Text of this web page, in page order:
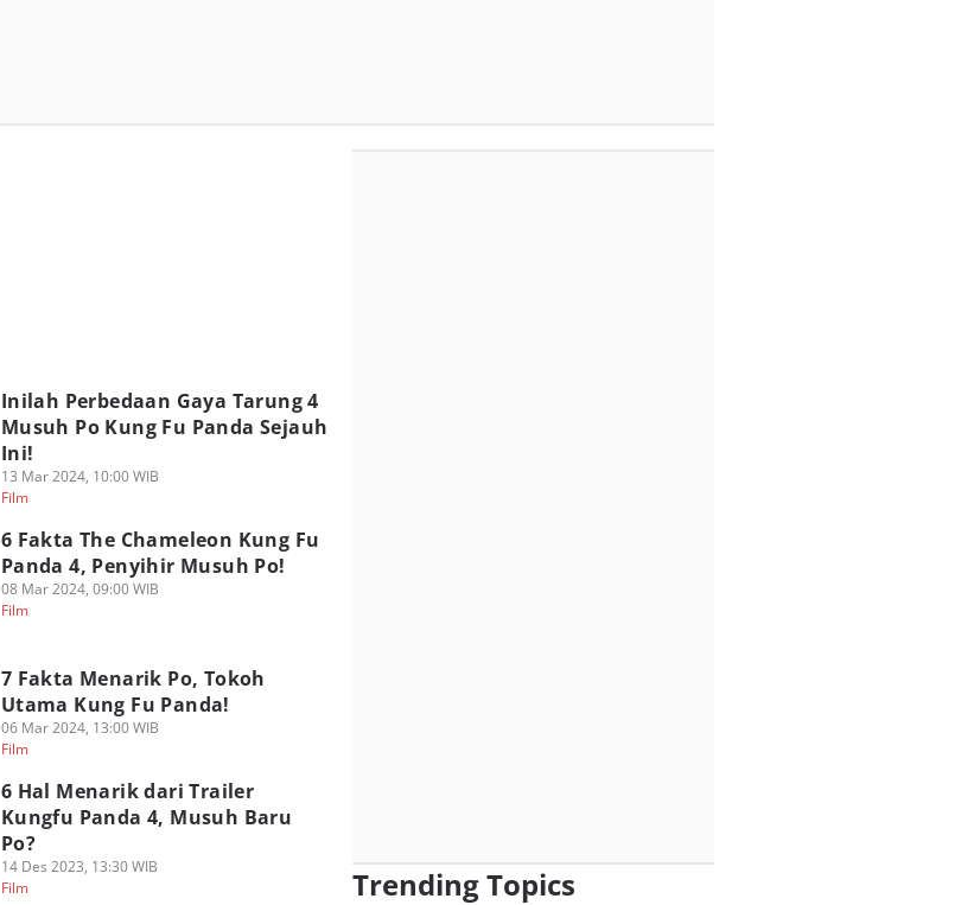
Inilah Perbedaan Gaya Tarung 4
Musuh Po Kung Fu Panda Sejauh
Ini!
13 Mar 2024, 10:00 WIB
Film
6 Fakta The Chameleon Kung Fu
Panda 4, Penyihir Musuh Po!
08 Mar 2024, 09:00 WIB
Film
7 Fakta Menarik Po, Tokoh
Utama Kung Fu Panda!
06 Mar 2024, 13:00 WIB
Film
6 Hal Menarik dari Trailer
Kungfu Panda 4, Musuh Baru
Po?
14 Des 2023, 13:30 WIB
Film
Trending Topics